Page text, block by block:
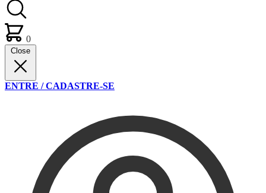
0
Close
ENTRE / CADASTRE-SE